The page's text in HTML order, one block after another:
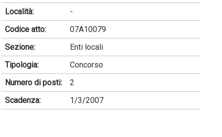
Località:
-
Codice atto:
07A10079
Sezione:
Enti locali
Tipologia:
Concorso
Numero di posti:
2
Scadenza:
1/3/2007